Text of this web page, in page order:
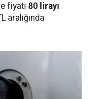
fiyatı 80 lirayı
aralığında